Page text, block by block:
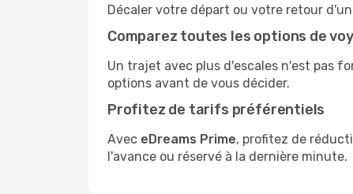
Décaler votre départ ou votre retour
Comparez toutes les options de
Un trajet avec plus d'escales n'est pas
options avant de vous décider.
Profitez de tarifs préférentiels
Avec eDreams Prime, profitez de
l'avance ou réservé à la dernière minute.